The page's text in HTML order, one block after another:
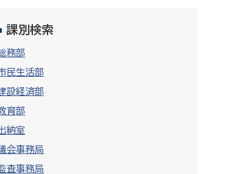
課別検索
務部
民生活部
設経済部
育部
納室
会事務局
査事務局